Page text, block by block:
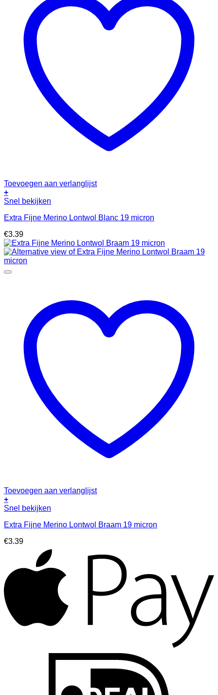
Toevoegen aan verlanglijst
+
Snel bekijken
Extra Fijne Merino Lontwol Blanc 19 micron
€3.39
Toevoegen aan verlanglijst
+
Snel bekijken
Extra Fijne Merino Lontwol Braam 19 micron
€3.39